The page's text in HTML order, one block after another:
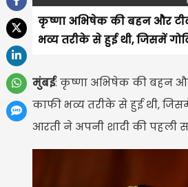
कृष्णा अभिषेक की बहन और
भव्य तरीके से हुई थी, जिसमें
मुंबई: कृष्णा अभिषेक की बहन और
काफी भव्य तरीके से हुई थी,
आरती ने अपनी शादी की पहली